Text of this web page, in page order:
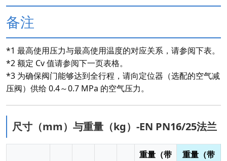
备注
*1 最高使用压力与最高使用温度的对应关系，请参阅下表。
*2 额定 Cv 值请参阅下一页表格。
*3 为确保阀门能够达到全行程，请向定位器（选配的空气减
压阀）供给 0.4～0.7 MPa 的空气压力。
尺寸（mm）与重量（kg）-EN PN16/25法兰
重量（带
重量（带